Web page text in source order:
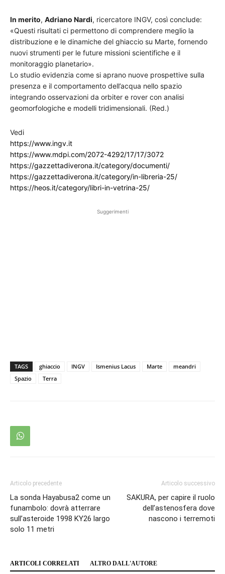
In merito, Adriano Nardi, ricercatore INGV, così conclude:
«Questi risultati ci permettono di comprendere meglio la
distribuzione e le dinamiche del ghiaccio su Marte, fornendo
nuovi strumenti per le future missioni scientifiche e il
monitoraggio planetario».
Lo studio evidenzia come si aprano nuove prospettive sulla
presenza e il comportamento dell’acqua nello spazio
integrando osservazioni da orbiter e rover con analisi
geomorfologiche e modelli tridimensionali. (Red.)
Vedi
https://www.ingv.it
https://www.mdpi.com/2072-4292/17/17/3072
https://gazzettadiverona.it/category/documenti/
https://gazzettadiverona.it/category/in-libreria-25/
https://heos.it/category/libri-in-vetrina-25/
Suggerimenti
TAGS ghiaccio INGV Ismenius Lacus Marte
meandri
Spazio
Terra
Articolo precedente
La sonda Hayabusa2 come un
funambolo: dovrà atterrare
sull’asteroide 1998 KY26 largo
solo 11 metri
Articolo successivo
SAKURA, per capire il ruolo
dell’astenosfera dove
nascono i terremoti
ARTICOLI CORRELATI ALTRO DALL'AUTORE